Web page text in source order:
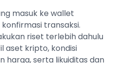
masuk ke wallet
transaksi.
riset terlebih dahulu
aset kripto, kondisi
harga, serta likuiditas dan